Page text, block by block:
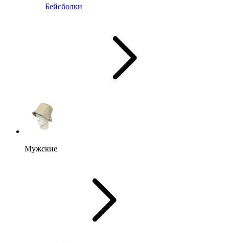
Бейсболки
Мужские